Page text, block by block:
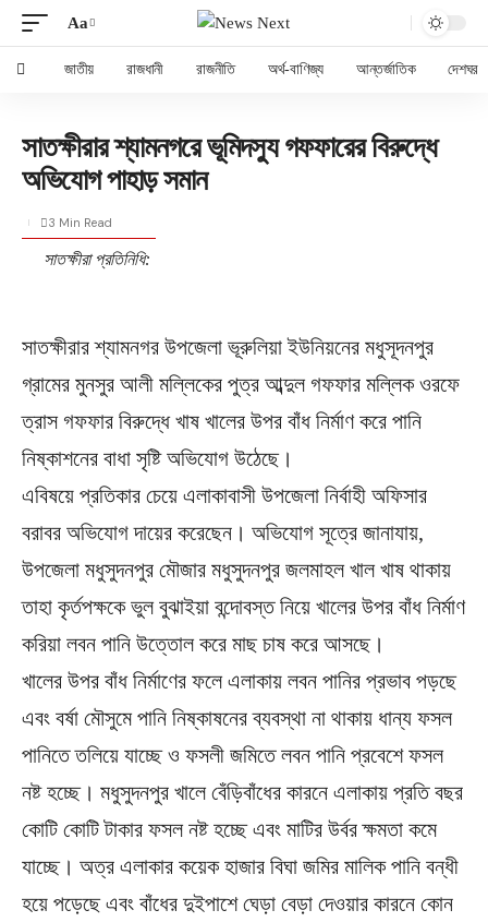
Aa
জাতীয় রাজধানী রাজনীতি অর্থ-বাণিজ্য আন্তর্জাতিক দেশঘর
সাতক্ষীরার শ্যামনগরে ভূমিদস্যু গফফারের বিরুদ্ধে
অভিযোগ পাহাড় সমান
সাতক্ষীরা প্রতিনিধি:
3 Min Read
সাতক্ষীরার শ্যামনগর উপজেলা ভূরুলিয়া ইউনিয়নের মধুসূদনপুর
গ্রামের মুনসুর আলী মল্লিকের পুত্র আব্দুল গফফার মল্লিক ওরফে
ত্রাস গফফার বিরুদ্ধে খাষ খালের উপর বাঁধ নির্মাণ করে পানি
নিষ্কাশনের বাধা সৃষ্টি অভিযোগ উঠেছে।
এবিষয়ে প্রতিকার চেয়ে এলাকাবাসী উপজেলা নির্বাহী অফিসার
বরাবর অভিযোগ দায়ের করেছেন। অভিযোগ সূত্রে জানাযায়,
উপজেলা মধুসুদনপুর মৌজার মধুসুদনপুর জলমাহল খাল খাষ থাকায়
তাহা কৃর্তপক্ষকে ভুল বুঝাইয়া বন্দোবস্ত নিয়ে খালের উপর বাঁধ নির্মাণ
করিয়া লবন পানি উত্তোল করে মাছ চাষ করে আসছে।
খালের উপর বাঁধ নির্মাণের ফলে এলাকায় লবন পানির প্রভাব পড়ছে
এবং বর্ষা মৌসুমে পানি নিষ্কাষনের ব্যবস্থা না থাকায় ধান্য ফসল
পানিতে তলিয়ে যাচ্ছে ও ফসলী জমিতে লবন পানি প্রবেশে ফসল
নষ্ট হচ্ছে। মধুসুদনপুর খালে বেঁড়িবাঁধের কারনে এলাকায় প্রতি বছর
কোটি কোটি টাকার ফসল নষ্ট হচ্ছে এবং মাটির উর্বর ক্ষমতা কমে
যাচ্ছে। অত্র এলাকার কয়েক হাজার বিঘা জমির মালিক পানি বন্ধী
হয়ে পড়েছে এবং বাঁধের দুইপাশে ঘেড়া বেড়া দেওয়ার কারনে কোন